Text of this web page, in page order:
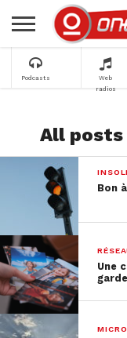
Podcasts
Web
radios
All posts
Bon
Une